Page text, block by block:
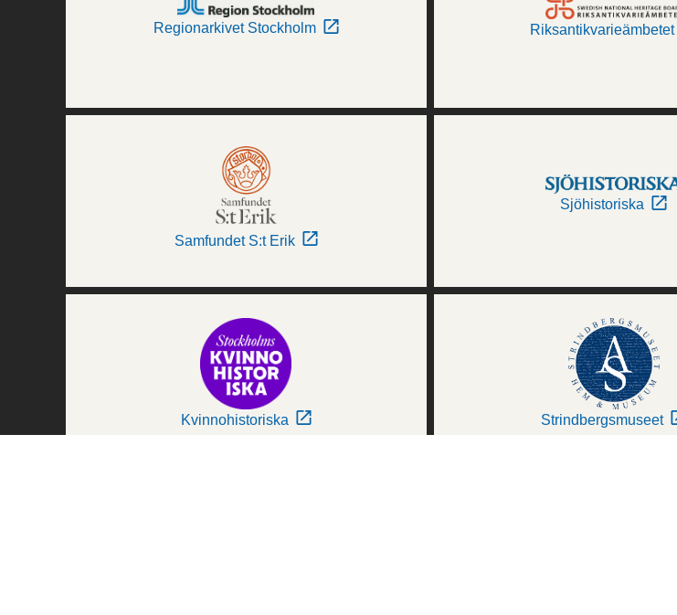
Regionarkivet Stockholm Riksantikvarieämbetet
Samfundet S:t Erik
Sjöhistoriska
Kvinnohistoriska Strindbergsmuseet